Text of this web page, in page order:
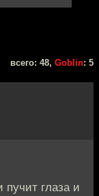
всего: 48, Goblin: 5
пучит глаза и